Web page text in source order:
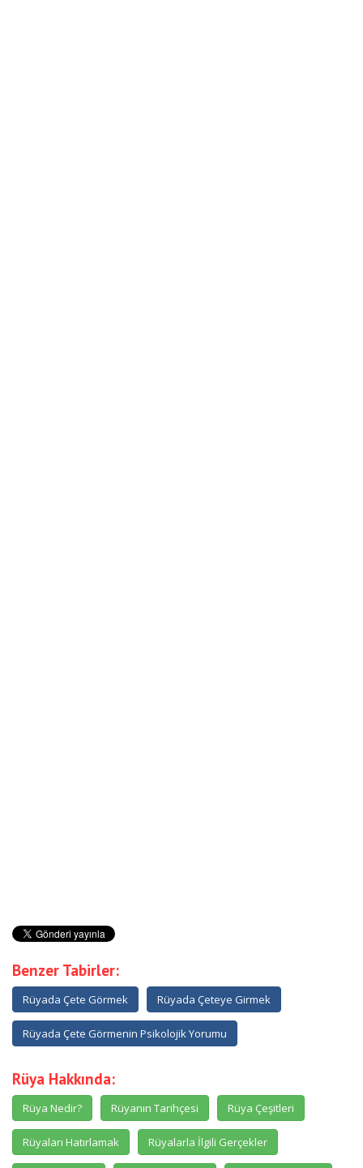
Benzer Tabirler:
Rüyada Çete Görmek Rüyada Çeteye Girmek
Rüyada Çete Görmenin Psikolojik Yorumu
Rüya Hakkında:
Rüya Nedir? Rüyanın Tarihçesi Rüya Çeşitleri
Rüyaları Hatırlamak Rüyalarla İlgili Gerçekler